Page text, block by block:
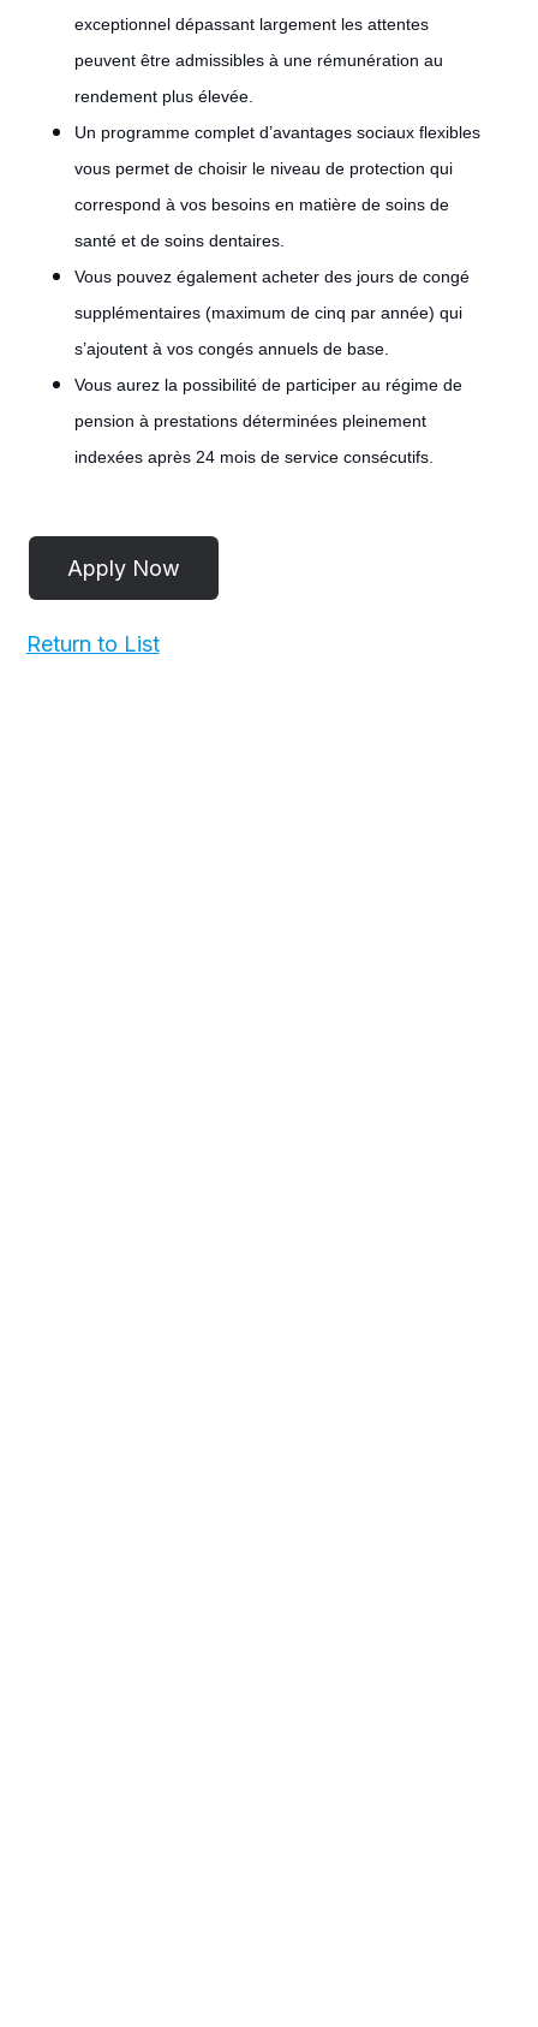
exceptionnel dépassant largement les attentes
peuvent être admissibles à une rémunération au
rendement plus élevée.
Un programme complet d’avantages sociaux flexibles
vous permet de choisir le niveau de protection qui
correspond à vos besoins en matière de soins de
santé et de soins dentaires.
Vous pouvez également acheter des jours de congé
supplémentaires (maximum de cinq par année) qui
s’ajoutent à vos congés annuels de base.
Vous aurez la possibilité de participer au régime de
pension à prestations déterminées pleinement
indexées après 24 mois de service consécutifs.
Return to List